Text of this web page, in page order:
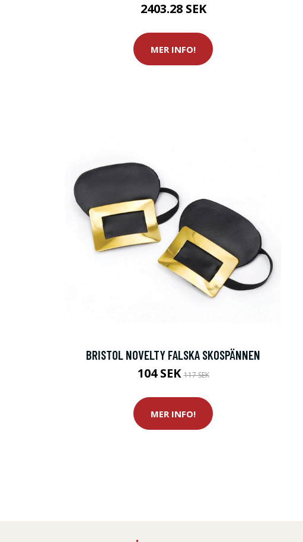
2403.28 SEK
MER INFO!
BRISTOL NOVELTY FALSKA SKOSPÄNNEN
104 SEK117 SEK
MER INFO!